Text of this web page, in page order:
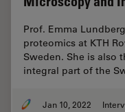
Prof. Emma
proteomics at KTH
Sweden. She is also
integral part of the
Jan 10, 2022